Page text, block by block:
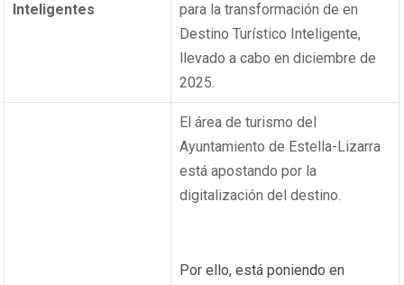
Inteligentes
para la transformación de en
Destino Turístico Inteligente,
llevado a cabo en diciembre de
2025.
El área de turismo del
Ayuntamiento de Estella-Lizarra
está apostando por la
digitalización del destino.
Por ello, está poniendo en